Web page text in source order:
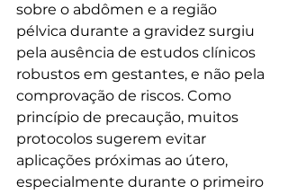
sobre o abdômen e a região
pélvica durante a gravidez surgiu
pela ausência de estudos clínicos
robustos em gestantes, e não pela
comprovação de riscos. Como
princípio de precaução, muitos
protocolos sugerem evitar
aplicações próximas ao útero,
especialmente durante o primeiro